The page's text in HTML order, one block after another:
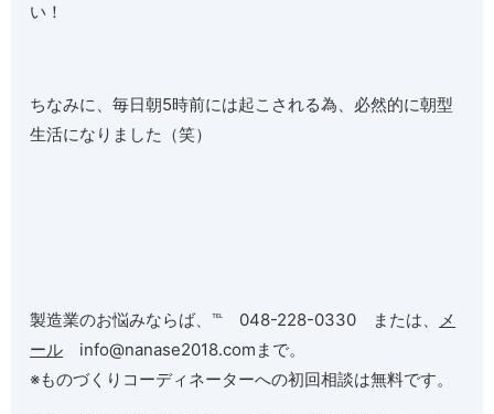
い！
ちなみに、毎日朝5時前には起こされる為、必然的に朝型
生活になりました（笑）
製造業のお悩みならば、℡ 048-228-0330 または、 メ
ール info@nanase2018.comまで。
※ものづくりコーディネーターへの初回相談は無料です。